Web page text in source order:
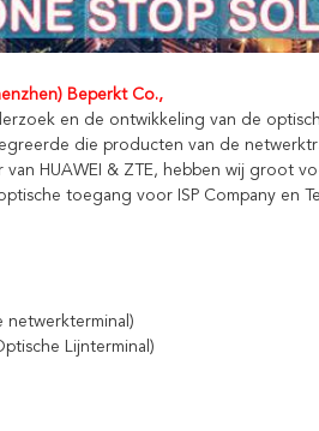
Beperkt Co.,
en de ontwikkeling van de
die producten van de
HUAWEI & ZTE, hebben wij groot
toegang voor ISP Company en
netwerkterminal)
Lijnterminal)